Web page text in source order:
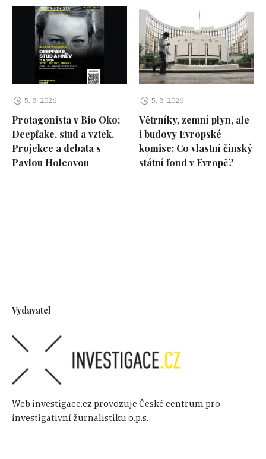
5. 8. 2026
Protagonista v Bio Oko:
Deepfake, stud a vztek.
Projekce a debata s
Pavlou Holcovou
5. 8. 2026
Větrníky, zemní plyn, ale
i budovy Evropské
komise: Co vlastní čínský
státní fond v Evropě?
Vydavatel
Web investigace.cz provozuje České centrum pro
investigativní žurnalistiku o.p.s.